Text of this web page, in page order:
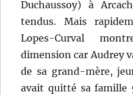
Duchaussoy) à
tendus. Mais
Lopes-Curval
dimension car Audrey
de sa grand-mère,
avait quitté sa famille